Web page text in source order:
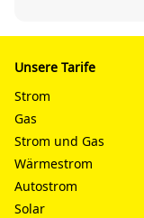
Unsere Tarife
Strom
Gas
Strom und Gas
Wärmestrom
Autostrom
Solar